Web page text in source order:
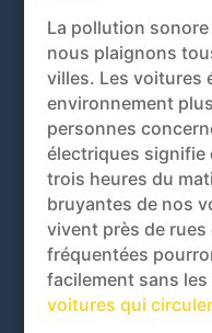
La pollution
nous plaignons
villes. Les voitures
environnement
personnes
électriques signifie
trois heures du
bruyantes de nos
vivent près de rues
fréquentées
facilement sans
voitures qui